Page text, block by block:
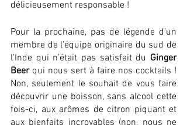
délicieusement responsable !
Pour la prochaine, pas de légende d’un
membre de l’équipe originaire du sud de
l’Inde qui n’était pas satisfait du Ginger
Beer qui nous sert à faire nos cocktails !
Non, seulement le souhait de vous faire
découvrir une boisson, sans alcool cette
fois-ci, aux arômes de citron piquant et
aux bienfaits incroyables (non, nous ne